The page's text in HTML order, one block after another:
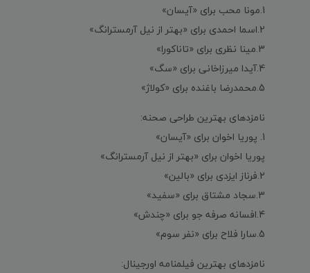
1.مونا محب برای «آیسان»
2.اسما احمدی برای «بهتر از نیل آرمسترانگ»
3.مینا نظری برای «تاناکورا»
4.آیدا میرزاخانی برای «سگ»
5.محمدرضا باغنده برای «کولاژ»
نامزدهای بهترین طراحی صحنه:
1. پوریا اخوان برای «آیسان»
پوریا اخوان برای «بهتر از نیل آرمسترانگ»
2.فرناز ایزدی برای «بالین»
3.سجاد مشتاق برای «سفید»
4.افسانه صرفه جو برای «چندش»
5.سارا فلاح برای «نفر سوم»
نامزدهای بهترین فیلمنامه اورجینال: